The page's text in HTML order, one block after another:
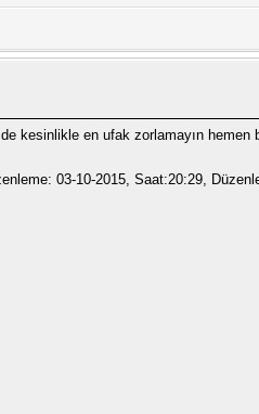
kesinlikle en ufak zorlamayın hemen
03-10-2015, Saat:20:29,